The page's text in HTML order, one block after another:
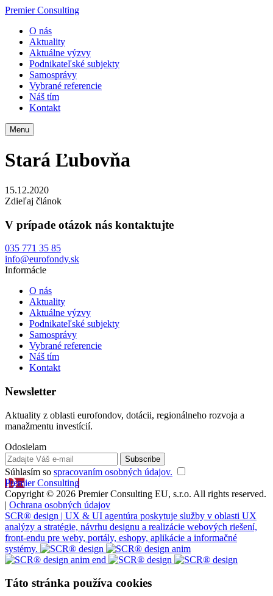
Premier Consulting
O nás
Aktuality
Aktuálne výzvy
Podnikateľské subjekty
Samosprávy
Vybrané referencie
Náš tím
Kontakt
Menu
Stará Ľubovňa
15.12.2020
Zdieľaj článok
V prípade otázok nás kontaktujte
035 771 35 85
info@eurofondy.sk
Informácie
O nás
Aktuality
Aktuálne výzvy
Podnikateľské subjekty
Samosprávy
Vybrané referencie
Náš tím
Kontakt
Newsletter
Aktuality z oblasti eurofondov, dotácii, regionálneho rozvoja a
manažmentu investícií.
Odosielam
Súhlasím so spracovaním osobných údajov.
Premier Consulting
Copyright © 2026 Premier Consulting EU, s.r.o. All rights reserved.
| Ochrana osobných údajov
SCR® design | UX & UI agentúra poskytuje služby v oblasti UX
analýzy a stratégie, návrhu designu a realizácie webových riešení,
front-endu pre weby, portály, eshopy, aplikácie a informačné
systémy.
Táto stránka používa cookies